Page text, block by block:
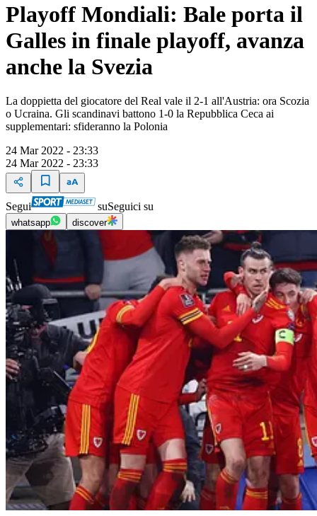
Playoff Mondiali: Bale porta il
Galles in finale playoff, avanza
anche la Svezia
La doppietta del giocatore del Real vale il 2-1 all'Austria: ora Scozia
o Ucraina. Gli scandinavi battono 1-0 la Repubblica Ceca ai
supplementari: sfideranno la Polonia
24 Mar 2022 - 23:33
24 Mar 2022 - 23:33
Segui suSeguici su
whatsapp discover